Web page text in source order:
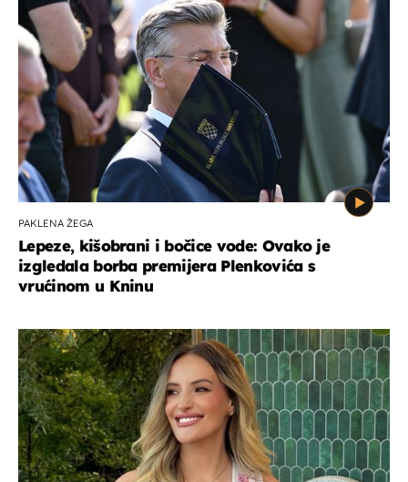
PAKLENA ŽEGA
Lepeze, kišobrani i bočice vode: Ovako je
izgledala borba premijera Plenkovića s
vrućinom u Kninu